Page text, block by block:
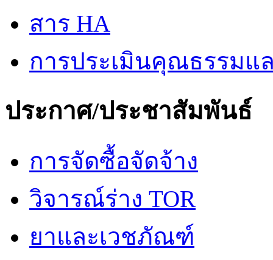
สาร HA
การประเมินคุณธรรมแ
ประกาศ/ประชาสัมพันธ์
การจัดซื้อจัดจ้าง
วิจารณ์ร่าง TOR
ยาและเวชภัณฑ์